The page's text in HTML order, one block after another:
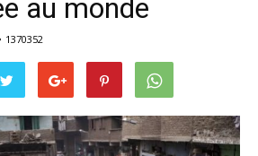
au monde
1370352